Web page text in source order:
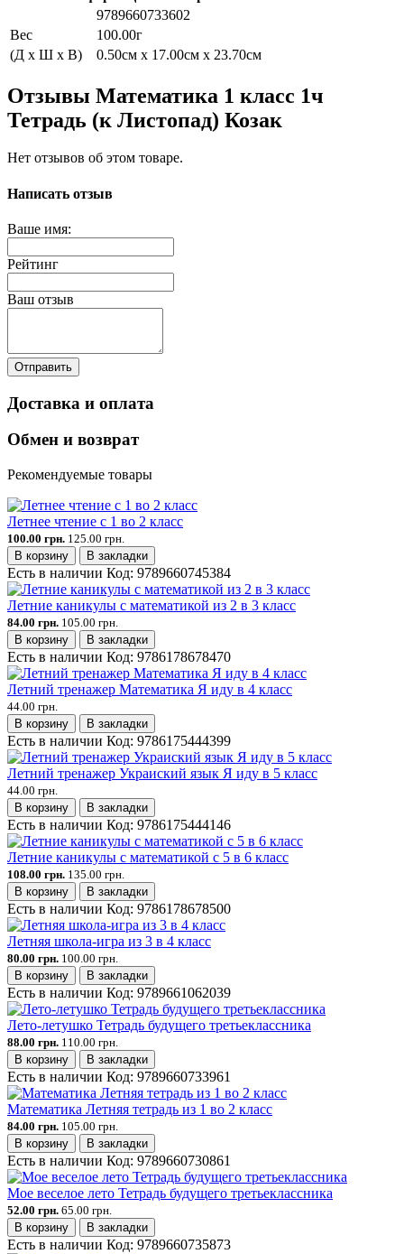
9789660733602
Вес
100.00г
(Д x Ш x В)
0.50см x 17.00см x 23.70см
Отзывы Математика 1 класс 1ч
Тетрадь (к Листопад) Козак
Нет отзывов об этом товаре.
Написать отзыв
Ваше имя:
Рейтинг
Ваш отзыв
Отправить
Доставка и оплата
Обмен и возврат
Рекомендуемые товары
Летнее чтение с 1 во 2 класс
100.00 грн. 125.00 грн.
В корзину
В закладки
Есть в наличии Код: 9789660745384
Летние каникулы с математикой из 2 в 3 класс
84.00 грн. 105.00 грн.
В корзину
В закладки
Есть в наличии Код: 9786178678470
Летний тренажер Математика Я иду в 4 класс
44.00 грн.
В корзину
В закладки
Есть в наличии Код: 9786175444399
Летний тренажер Украиский язык Я иду в 5 класс
44.00 грн.
В корзину
В закладки
Есть в наличии Код: 9786175444146
Летние каникулы с математикой с 5 в 6 класс
108.00 грн. 135.00 грн.
В корзину
В закладки
Есть в наличии Код: 9786178678500
Летняя школа-игра из 3 в 4 класс
80.00 грн. 100.00 грн.
В корзину
В закладки
Есть в наличии Код: 9789661062039
Лето-летушко Тетрадь будущего третьеклассника
88.00 грн. 110.00 грн.
В корзину
В закладки
Есть в наличии Код: 9789660733961
Математика Летняя тетрадь из 1 во 2 класс
84.00 грн. 105.00 грн.
В корзину
В закладки
Есть в наличии Код: 9789660730861
Мое веселое лето Тетрадь будущего третьеклассника
52.00 грн. 65.00 грн.
В корзину
В закладки
Есть в наличии Код: 9789660735873